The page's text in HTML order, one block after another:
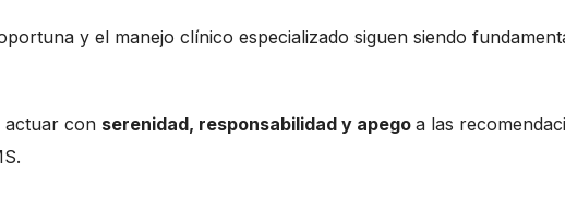
y el manejo clínico especializado siguen siendo
actuar con serenidad, responsabilidad y apego a las